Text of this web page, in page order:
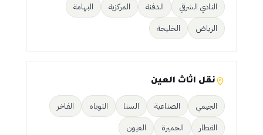
النادي الشرقي
الدفنة المركزية
البهامة
الرياض
الخليجة
نقل اثاث العين
الجيمي الصناعية السنا التوياه
الفاخر
القطار
الجميرة العيون